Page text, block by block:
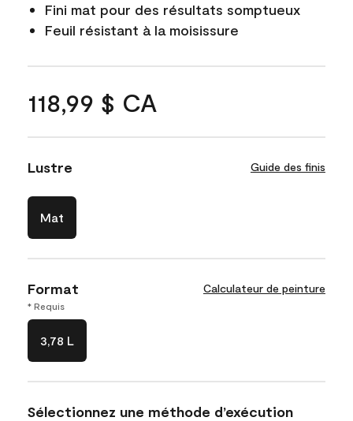
Fini mat pour des résultats somptueux
Feuil résistant à la moisissure
118,99 $ CA
Lustre Guide des finis
Mat
Format Calculateur de peinture
* Requis
3,78 L
Sélectionnez une méthode d’exécution